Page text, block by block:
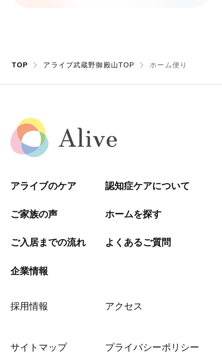
TOP アライブ武蔵野御殿山TOP ホーム便り
アライブのケア 認知症ケアについて
ご家族の声 ホームを探す
ご入居までの流れ よくあるご質問
企業情報
採用情報 アクセス
サイトマップ プライバシーポリシー